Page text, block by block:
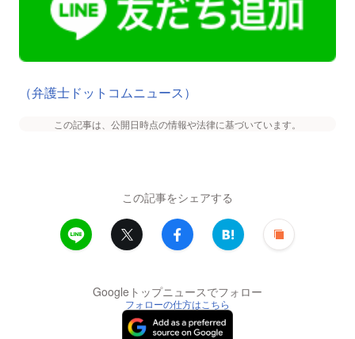
（弁護士ドットコムニュース）
この記事は、公開日時点の情報や法律に基づいています。
この記事をシェアする
Googleトップニュースでフォロー
フォローの仕方はこちら